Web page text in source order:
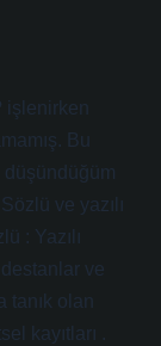
işlenirken
Bu
düşündüğüm
ve yazılı
: Yazılı
ve
tanık olan
kayıtları .